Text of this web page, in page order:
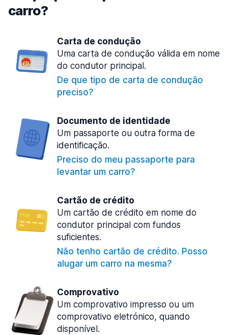
carro?
Carta de condução
Uma carta de condução válida em nome
do condutor principal.
De que tipo de carta de condução
preciso?
Documento de identidade
Um passaporte ou outra forma de
identificação.
Preciso do meu passaporte para
levantar um carro?
Cartão de crédito
Um cartão de crédito em nome do
condutor principal com fundos
suficientes.
Não tenho cartão de crédito. Posso
alugar um carro na mesma?
Comprovativo
Um comprovativo impresso ou um
comprovativo eletrónico, quando
disponível.